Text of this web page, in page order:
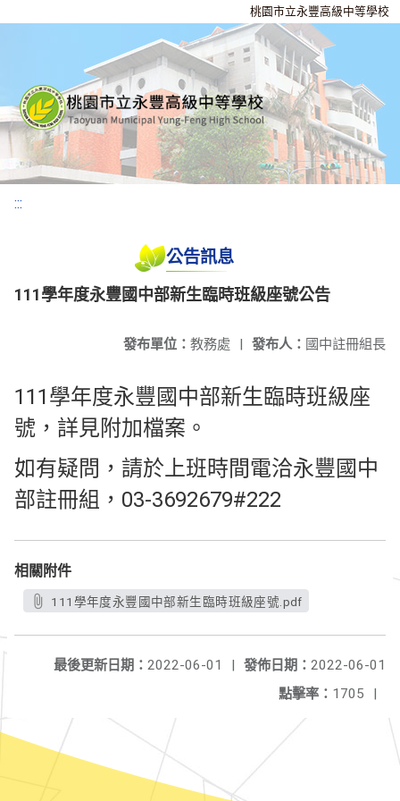
桃園市立永豐高級中等學校
:::
公告訊息
111學年度永豐國中部新生臨時班級座號公告
發布人： 國中註冊組長
發布單位： 教務處 |
111學年度永豐國中部新生臨時班級座
號，詳見附加檔案。
如有疑問，請於上班時間電洽永豐國中
部註冊組，03-3692679#222
相關附件
111學年度永豐國中部新生臨時班級座號.pdf
發佈日期： 2022-06-01
最後更新日期： 2022-06-01
|
點擊率： 1705 |